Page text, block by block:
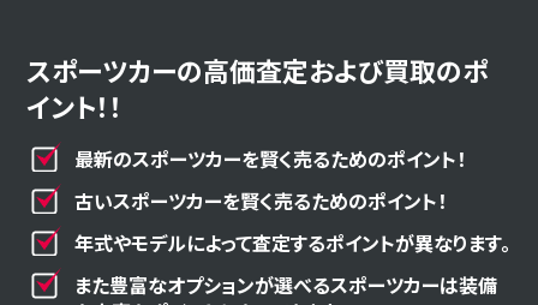
スポーツカーの高価査定および買取のポ
イント！！
最新のスポーツカーを賢く売るためのポイント！
古いスポーツカーを賢く売るためのポイント！
年式やモデルによって査定するポイントが異なります。
また豊富なオプションが選べるスポーツカーは装備